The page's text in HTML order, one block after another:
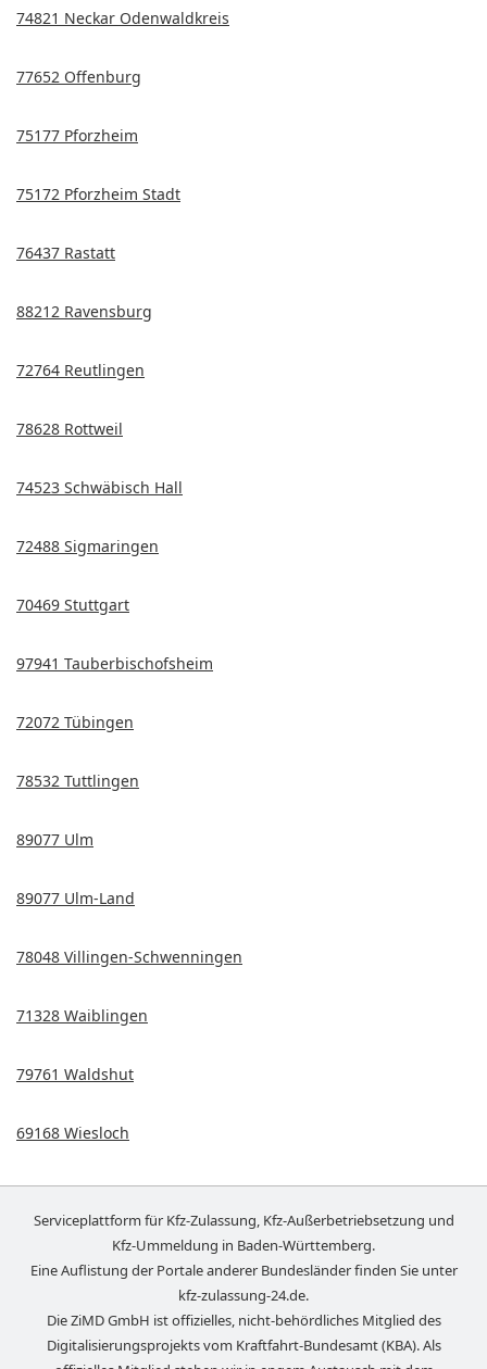
74821 Neckar Odenwaldkreis
77652 Offenburg
75177 Pforzheim
75172 Pforzheim Stadt
76437 Rastatt
88212 Ravensburg
72764 Reutlingen
78628 Rottweil
74523 Schwäbisch Hall
72488 Sigmaringen
70469 Stuttgart
97941 Tauberbischofsheim
72072 Tübingen
78532 Tuttlingen
89077 Ulm
89077 Ulm-Land
78048 Villingen-Schwenningen
71328 Waiblingen
79761 Waldshut
69168 Wiesloch
Serviceplattform für Kfz-Zulassung, Kfz-Außerbetriebsetzung und
Kfz-Ummeldung in Baden-Württemberg.
Eine Auflistung der Portale anderer Bundesländer finden Sie unter
kfz-zulassung-24.de.
Die ZiMD GmbH ist offizielles, nicht-behördliches Mitglied des
Digitalisierungsprojekts vom Kraftfahrt-Bundesamt (KBA). Als